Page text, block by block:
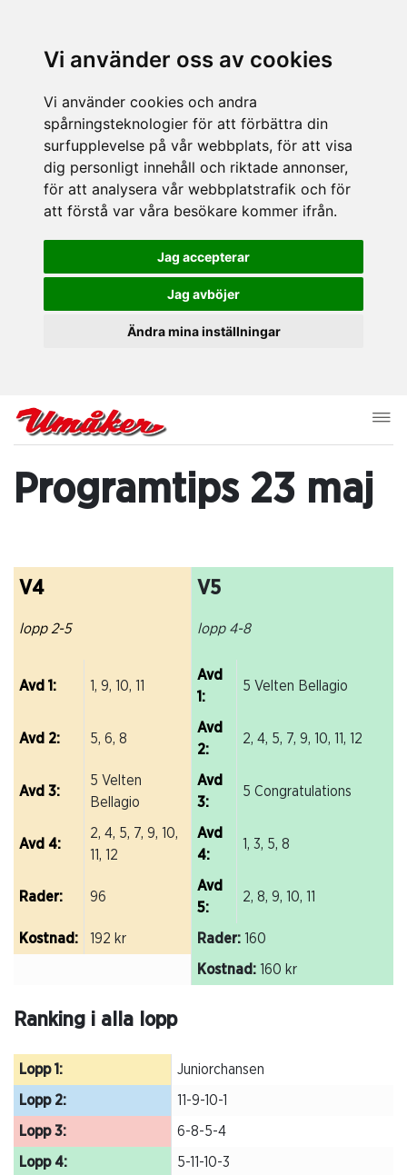
Vi använder oss av cookies
Vi använder cookies och andra
spårningsteknologier för att förbättra din
surfupplevelse på vår webbplats, för att visa
dig personligt innehåll och riktade annonser,
för att analysera vår webbplatstrafik och för
att förstå var våra besökare kommer ifrån.
Jag accepterar
Jag avböjer
Ändra mina inställningar
Programtips 23 maj
V4
lopp 2-5
V5
lopp 4-8
Avd 1: 1, 9, 10, 11
Avd
1:
5 Velten Bellagio
Avd 2: 5, 6, 8
Avd
2:
2, 4, 5, 7, 9, 10, 11, 12
Avd 3:
5 Velten
Bellagio
Avd
3:
5 Congratulations
Avd 4:
2, 4, 5, 7, 9, 10,
11, 12
Avd
4:
1, 3, 5, 8
Rader: 96
Avd
5:
2, 8, 9, 10, 11
Kostnad: 192 kr Rader:160
Kostnad:160 kr
Ranking i alla lopp
Lopp 1: Juniorchansen
Lopp 2: 11-9-10-1
Lopp 3: 6-8-5-4
Lopp 4: 5-11-10-3